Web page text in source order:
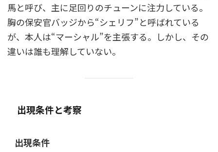
馬と呼び、主に足回りのチューンに注力している。
胸の保安官バッジから“シェリフ”と呼ばれている
が、本人は“マーシャル”を主張する。しかし、その
違いは誰も理解していない。
出現条件と考察
出現条件